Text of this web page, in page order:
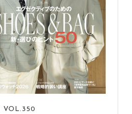
VOL.350